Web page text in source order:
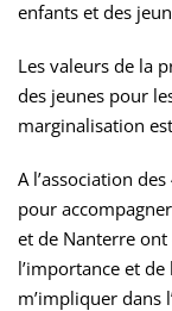
enfants et des
Les valeurs de la
des jeunes pour
marginalisation
A l’association
pour
et de Nanterre
l’importance et
m’impliquer dans